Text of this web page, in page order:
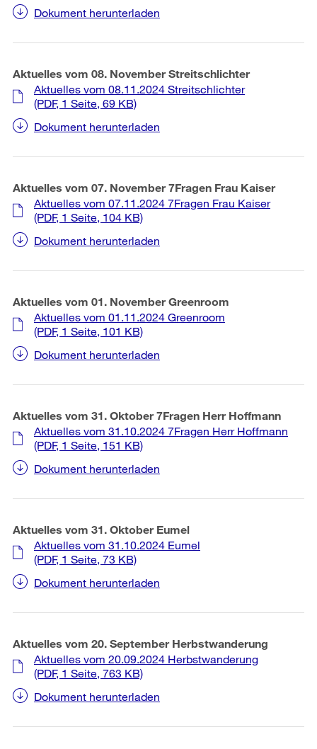
Dokument herunterladen
Aktuelles vom 08. November Streitschlichter
Aktuelles vom 08.11.2024 Streitschlichter
(PDF, 1 Seite, 69 KB)
Dokument herunterladen
Aktuelles vom 07. November 7Fragen Frau Kaiser
Aktuelles vom 07.11.2024 7Fragen Frau Kaiser
(PDF, 1 Seite, 104 KB)
Dokument herunterladen
Aktuelles vom 01. November Greenroom
Aktuelles vom 01.11.2024 Greenroom
(PDF, 1 Seite, 101 KB)
Dokument herunterladen
Aktuelles vom 31. Oktober 7Fragen Herr Hoffmann
Aktuelles vom 31.10.2024 7Fragen Herr Hoffmann
(PDF, 1 Seite, 151 KB)
Dokument herunterladen
Aktuelles vom 31. Oktober Eumel
Aktuelles vom 31.10.2024 Eumel
(PDF, 1 Seite, 73 KB)
Dokument herunterladen
Aktuelles vom 20. September Herbstwanderung
Aktuelles vom 20.09.2024 Herbstwanderung
(PDF, 1 Seite, 763 KB)
Dokument herunterladen